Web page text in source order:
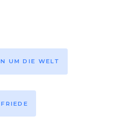
UM DIE WELT